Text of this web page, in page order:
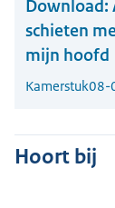
Download:
schieten
mijn hoofd
Kamerstuk08-
Hoort bij